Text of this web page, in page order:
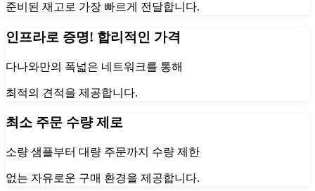
준비된 재고로 가장 빠르게 전달합니다.
인프라로 증명! 합리적인 가격
다나와만의 폭넓은 네트워크를 통해
최적의 견적을 제공합니다.
최소 주문 수량 제로
소량 샘플부터 대량 주문까지 수량 제한
없는 자유로운 구매 환경을 제공합니다.